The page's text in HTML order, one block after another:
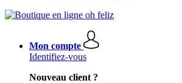
Mon compte
Identifiez-vous
Nouveau client ?